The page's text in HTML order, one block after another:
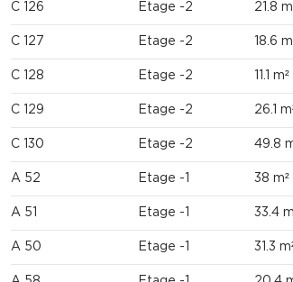
C 126 Etage -2 21.8
C 127 Etage -2 18.6
C 128 Etage -2 11.1 m²
C 129 Etage -2 26.1
C 130 Etage -2 49.8
A 52 Etage -1 38 m²
A 51 Etage -1 33.4
A 50 Etage -1 31.3